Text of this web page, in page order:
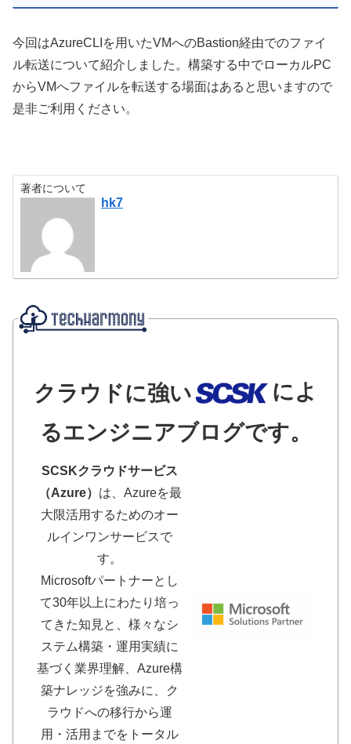
今回はAzureCLIを用いたVMへのBastion経由でのファイ
ル転送について紹介しました。構築する中でローカルPC
からVMへファイルを転送する場面はあると思いますので
是非ご利用ください。
著者について
hk7
クラウドに強い
によ
るエンジニアブログです。
SCSKクラウドサービス
（Azure） は、Azureを最
大限活用するためのオー
ルインワンサービスで
す。
Microsoftパートナーとし
て30年以上にわたり培っ
てきた知見と、様々なシ
ステム構築・運用実績に
基づく業界理解、Azure構
築ナレッジを強みに、ク
ラウドへの移行から運
用・活用までをトータル